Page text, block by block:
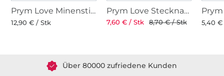
Prym Love Minenstift, pink
12,90 € / Stk
Prym Love Stecknadeln 50 Stck.
7,60 € / Stk 8,70 € / Stk 5,40
Über 80000 zufriedene Kunden